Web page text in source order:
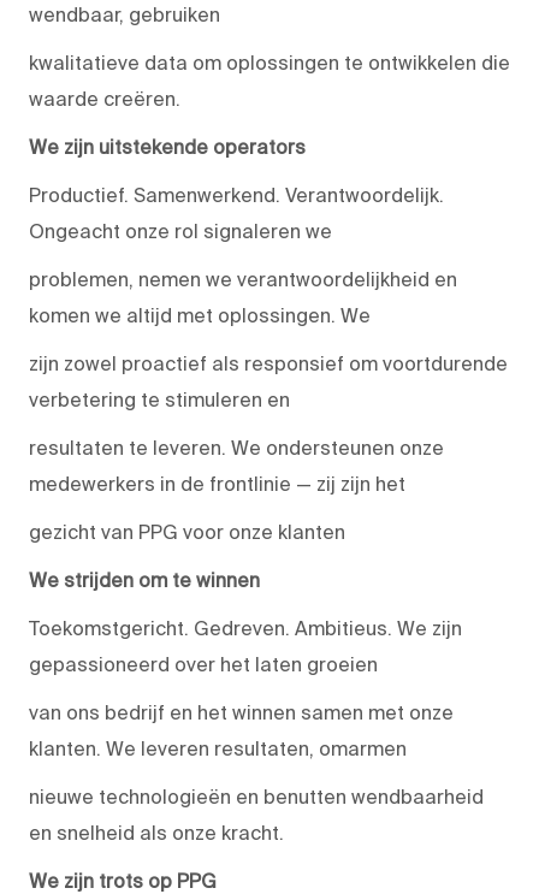
wendbaar, gebruiken
kwalitatieve data om oplossingen te ontwikkelen die
waarde creëren.
We zijn uitstekende operators
Productief. Samenwerkend. Verantwoordelijk.
Ongeacht onze rol signaleren we
problemen, nemen we verantwoordelijkheid en
komen we altijd met oplossingen. We
zijn zowel proactief als responsief om voortdurende
verbetering te stimuleren en
resultaten te leveren. We ondersteunen onze
medewerkers in de frontlinie — zij zijn het
gezicht van PPG voor onze klanten
We strijden om te winnen
Toekomstgericht. Gedreven. Ambitieus. We zijn
gepassioneerd over het laten groeien
van ons bedrijf en het winnen samen met onze
klanten. We leveren resultaten, omarmen
nieuwe technologieën en benutten wendbaarheid
en snelheid als onze kracht.
We zijn trots op PPG